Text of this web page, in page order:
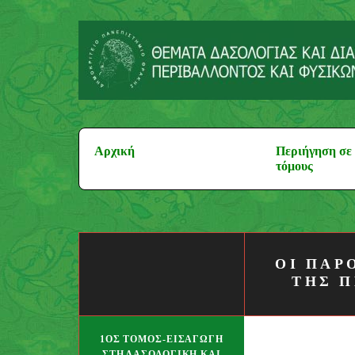
Μεταπηδήστε
περιεχόμενο
Αρχική
Περιήγηση σε
τόμους
ΟΙ
ΤΗΣ
1ΟΣ ΤΌΜΟΣ-ΕΙΣΑΓΩΓΉ